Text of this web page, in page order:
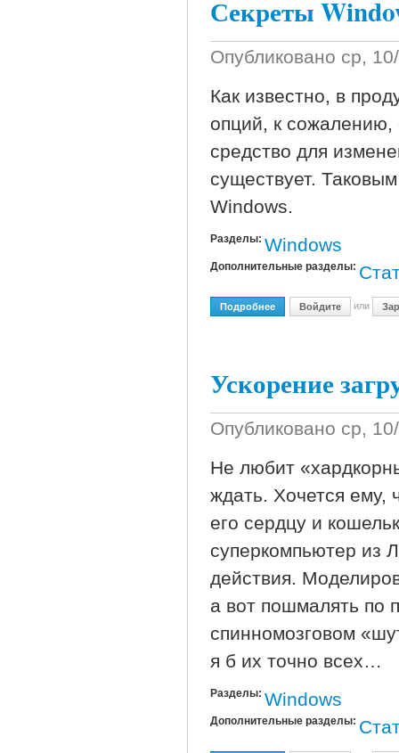
Секреты
Опубликовано ср,
Как известно, в
опций, к сожалению,
средство для
существует.
Windows.
Разделы: Windows
Дополнительные разделы:
Подробнее О Секреты Windows ХР
Войдите или
Ускорение
Опубликовано ср,
Не любит
ждать. Хочется ему,
его сердцу и
суперкомпьютер из
действия.
а вот пошмалять по
спинномозговом
я б их точно всех…
Разделы: Windows
Дополнительные разделы: